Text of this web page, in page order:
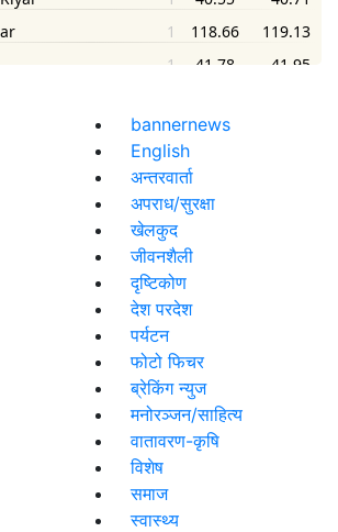
bannernews
English
अन्तरवार्ता
अपराध/सुरक्षा
खेलकुद
जीवनशैली
दृष्टिकोण
देश परदेश
पर्यटन
फोटो फिचर
ब्रेकिंग न्युज
मनोरञ्जन/साहित्य
वातावरण-कृषि
विशेष
समाज
स्वास्थ्य